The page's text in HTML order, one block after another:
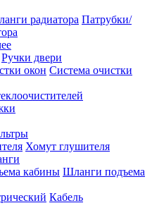
Патрубки/
Ручки двери
Система очистки
Хомут глушителя
Шланги подъема
Кабель